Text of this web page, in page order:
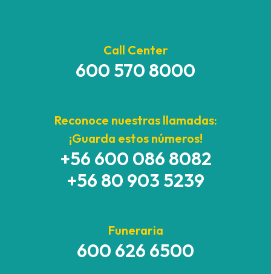
Call Center
600 570 8000
Reconoce nuestras llamadas:
¡Guarda estos números!
+56 600 086 8082
+56 80 903 5239
Funeraria
600 626 6500